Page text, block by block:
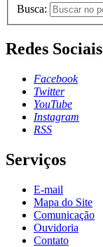
Busca:
Redes Sociais
Facebook
Twitter
YouTube
Instagram
RSS
Serviços
E-mail
Mapa do Site
Comunicação
Ouvidoria
Contato